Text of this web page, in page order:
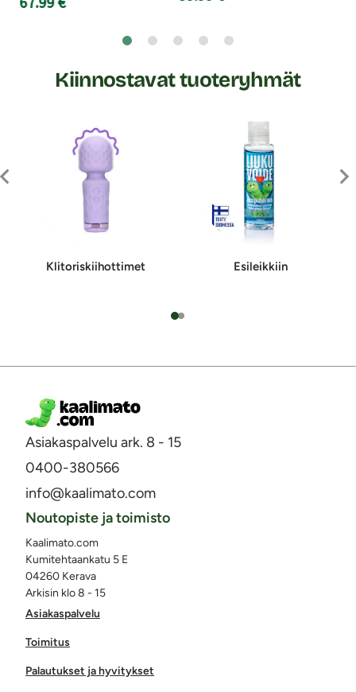
Kiinnostavat tuoteryhmät
Kli­to­ris­kii­hot­ti­met Esileikkiin
Asiakaspalvelu ark. 8 - 15
0400-380566
info@kaalimato.com
Asiakaspalvelu
Toimitus
Palautukset ja hyvitykset
Noutopiste ja toimisto
Kaalimato.com
Kumitehtaankatu 5 E
04260 Kerava
Arkisin klo 8 - 15